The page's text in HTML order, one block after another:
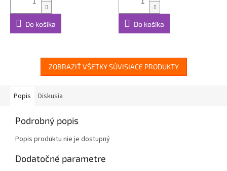
Do košíka Do košíka
ZOBRAZIŤ VŠETKY SÚVISIACE PRODUKTY
Popis Diskusia
Podrobný popis
Popis produktu nie je dostupný
Dodatočné parametre